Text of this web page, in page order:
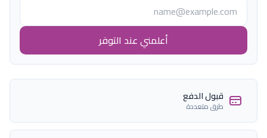
أعلمني عند التوفر
قبول الدفع
طرق متعددة